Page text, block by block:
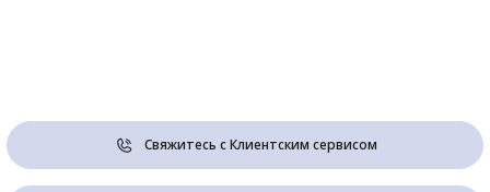
Свяжитесь с Клиентским сервисом